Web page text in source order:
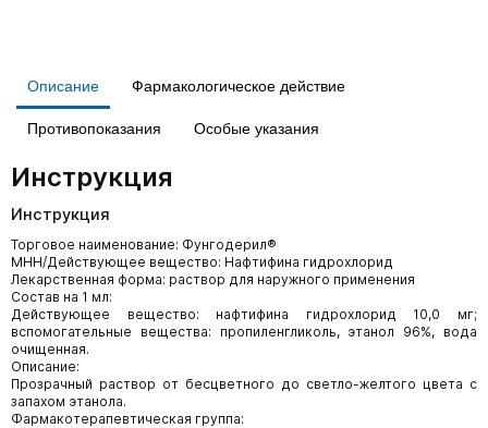
Описание Фармакологическое действие
Противопоказания Особые указания
Инструкция
Инструкция
Торговое наименование: Фунгодерил®
МНН/Действующее вещество: Нафтифина гидрохлорид
Лекарственная форма: раствор для наружного применения
Состав на 1 мл:
Действующее вещество: нафтифина гидрохлорид 10,0 мг;
вспомогательные вещества: пропиленгликоль, этанол 96%, вода
очищенная.
Описание:
Прозрачный раствор от бесцветного до светло-желтого цвета с
запахом этанола.
Фармакотерапевтическая группа: